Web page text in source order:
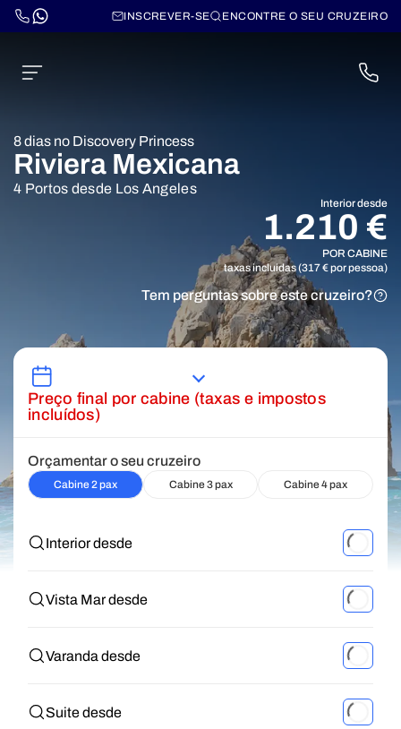
INSCREVER-SE ENCONTRE O SEU CRUZEIRO
8 dias no Discovery Princess
Riviera Mexicana
4 Portos desde Los Angeles
Interior desde
1.210 €
POR CABINE
taxas incluidas (317 € por pessoa)
Tem perguntas sobre este cruzeiro?
Preço final por cabine (taxas e impostos
incluídos)
Orçamentar o seu cruzeiro
Cabine 2 pax Cabine 3 pax Cabine 4 pax
Interior desde
Vista Mar desde
Varanda desde
Suite desde